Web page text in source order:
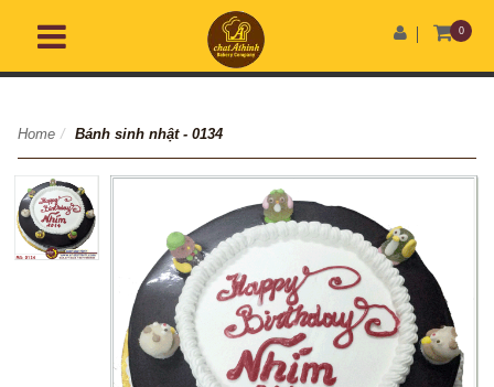
0
Home / Bánh sinh nhật - 0134